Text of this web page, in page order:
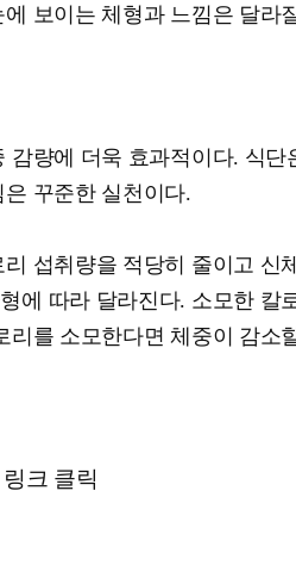
보이는 체형과 느낌은 달라
량에 더욱 효과적이다. 식
꾸준한 실천이다.
섭취량을 적당히 줄이고 신
에 따라 달라진다. 소모한 칼
를 소모한다면 체중이 감소
크 클릭